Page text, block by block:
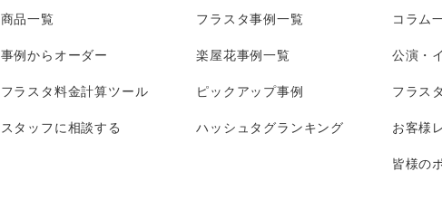
商品一覧
事例からオーダー
フラスタ料金計算ツール
スタッフに相談する
フラスタ事例一覧
楽屋花事例一覧
ピックアップ事例
ハッシュタグランキング
コラム
公演・
フラス
お客様
皆様の